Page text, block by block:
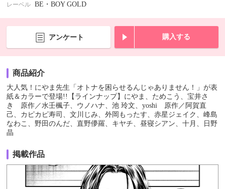
レーベル BE・BOY GOLD
アンケート 購入する
商品紹介
大人気！にやま先生「オトナを困らせるんじゃありません！」が表
紙＆カラーで登場!!【ラインナップ】にやま、ためこう、宝井さ
き 原作／水壬楓子、ウノハナ、池 玲文、yoshi 原作／阿賀直
己、カピカピ寿司、文川じみ、外岡もったす、赤星ジェイク、峰島
なわこ、野田のんだ、直野儚羅、キヤチ、昼寝シアン、十月、日野
晶
掲載作品